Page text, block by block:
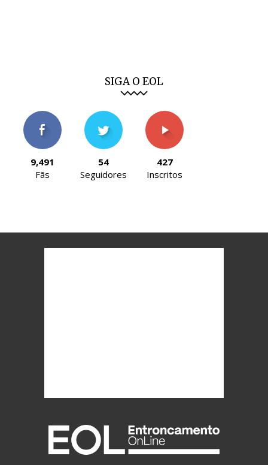
SIGA O EOL
9,491
Fãs
54
Seguidores
427
Inscritos